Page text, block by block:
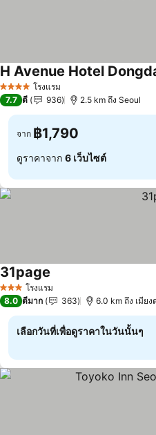
4 ดาว โรงแรม
H Avenue Hotel
7.7 ดี 936 2.5 km ถึง Seoul
จาก ฿1,790
ดูราคาจาก 6 เว็บไซต์
3 ดาว โรงแรม
31page
8.0 ดีมาก 363 6.0 km ถึง เมียง
เลือกวันที่เพื่อดูราคาในวันนั้นๆ